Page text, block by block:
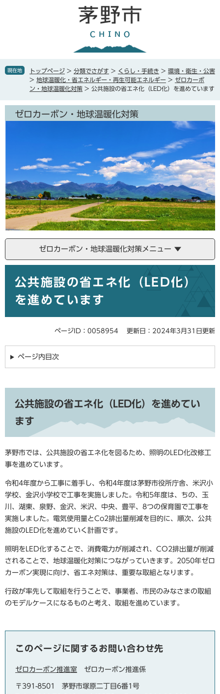
で
ば現在地 トップページ > 分類でさがす > くらし・手続き > 環境・衛生・公害
> 地球温暖化・省エネルギー・再生可能エネルギー > ゼロカーボ
ン・地球温暖化対策 > 公共施設の省エネ化（LED化）を進めています
ゼロカーボン・地球温暖化対策
ゼロカーボン・地球温暖化対策メニュー
公共施設の省エネ化（LED化）
を進めています
ページID：0058954 更新日：2024年3月31日更新
ページ内目次
公共施設の省エネ化（LED化）を進めてい
ます
茅野市では、公共施設の省エネ化を図るため、照明のLED化改修工
事を進めています。
令和4年度から工事に着手し、令和4年度は茅野市役所庁舎、米沢小
学校、金沢小学校で工事を実施しました。令和5年度は、ちの、玉
川、湖東、泉野、金沢、米沢、中央、豊平、8つの保育園で工事を
実施しました。電気使用量とCo2排出量削減を目的に、順次、公共
施設のLED化を進めていく計画です。
照明をLED化することで、消費電力が削減され、CO2排出量が削減
されることで、地球温暖化対策につながっていきます。2050年ゼロ
カーボン実現に向け、省エネ対策は、重要な取組となります。
行政が率先して取組を行うことで、事業者、市民のみなさまの取組
のモデルケースになるものと考え、取組を進めています。
このページに関するお問い合わせ先
ゼロカーボン推進室 ゼロカーボン推進係
〒391-8501
茅野市塚原二丁目6番1号